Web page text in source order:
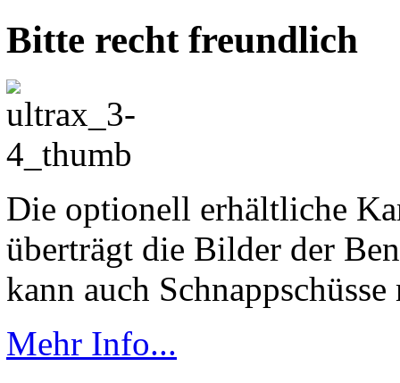
Bitte recht freundlich
Die optionell erhältliche
überträgt die Bilder der
kann auch
Mehr Info...